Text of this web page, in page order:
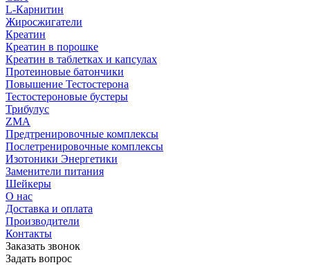
L-Карнитин
Жиросжигатели
Креатин
Креатин в порошке
Креатин в таблетках и капсулах
Протеиновые батончики
Повышение Тестостерона
Тестостероновые бустеры
Трибулус
ZMA
Предтренировочные комплексы
Послетренировочные комплексы
Изотоники Энергетики
Заменители питания
Шейкеры
О нас
Доставка и оплата
Производители
Контакты
Заказать звонок
Задать вопрос